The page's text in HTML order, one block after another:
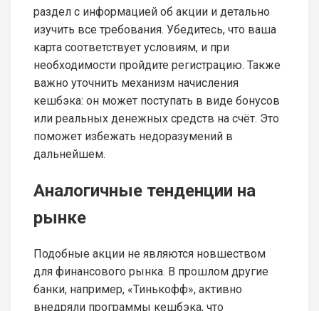
раздел с информацией об акции и детально
изучить все требования. Убедитесь, что ваша
карта соответствует условиям, и при
необходимости пройдите регистрацию. Также
важно уточнить механизм начисления
кешбэка: он может поступать в виде бонусов
или реальных денежных средств на счёт. Это
поможет избежать недоразумений в
дальнейшем.
Аналогичные тенденции на
рынке
Подобные акции не являются новшеством
для финансового рынка. В прошлом другие
банки, например, «Тинькофф», активно
внедряли программы кешбэка, что